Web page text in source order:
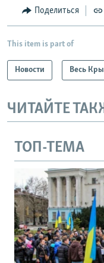
Поделиться
This item is part of
Новости Весь
ЧИТАЙТЕ
ТОП-ТЕМА